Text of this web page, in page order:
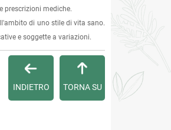
prescrizioni mediche.
di uno stile di vita sano.
e soggette a variazioni.
TORNA SU
INDIETRO